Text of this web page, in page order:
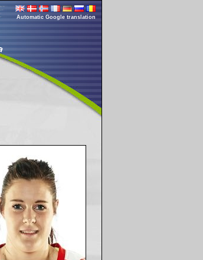
Automatic Google translation